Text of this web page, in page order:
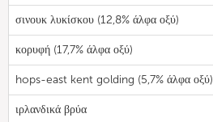
σινουκ λυκίσκου (12,8% άλφα οξύ)
κορυφή (17,7% άλφα οξύ)
hops-east kent golding (5,7% άλφα οξύ)
ιρλανδικά βρύα